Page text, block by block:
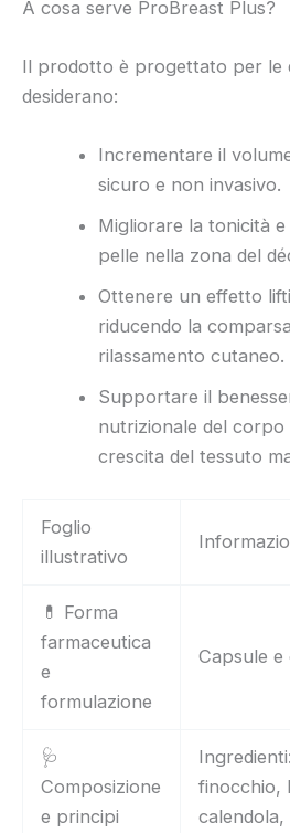
A cosa serve ProBreast Plus?
Il prodotto è progettato per le
desiderano:
Incrementare il
sicuro e non invasivo.
Migliorare la tonicità
pelle nella zona del
Ottenere un effetto
riducendo la
rilassamento cutaneo.
Supportare il
nutrizionale del
crescita del tessuto
Foglio
illustrativo
💊 Forma
farmaceutica
e
formulazione
Capsule e
🩺
Composizione
e principi
finocchio,
calendola,